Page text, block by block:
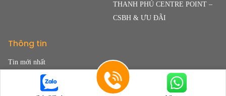
THANH PHÚ CENTRE POINT –
CSBH & ƯU ĐÃI
Thông tin
Tin mới nhất
Tin phổ biến
Thông tin quy hoạch